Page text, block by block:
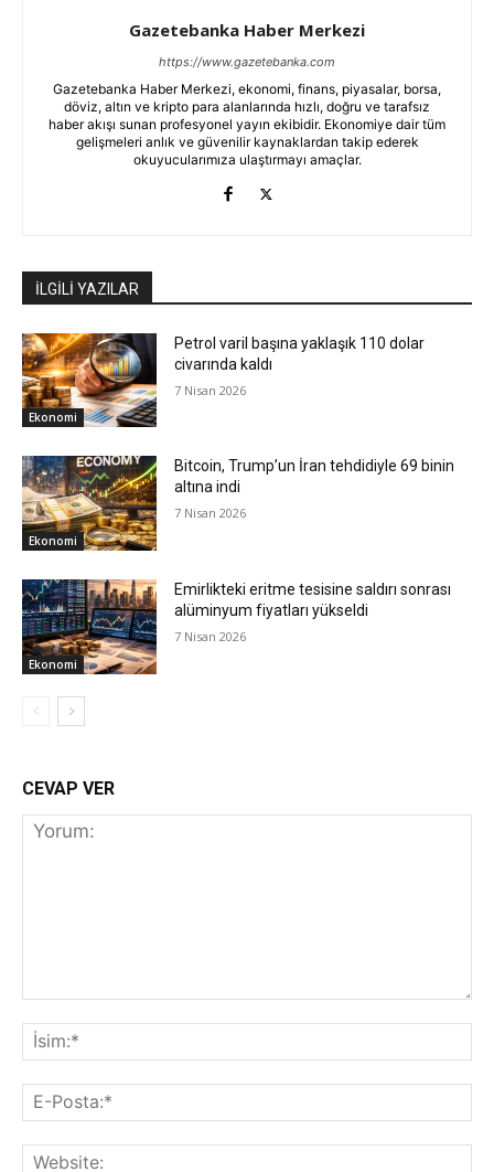
Gazetebanka Haber Merkezi
https://www.gazetebanka.com
Gazetebanka Haber Merkezi, ekonomi, finans, piyasalar, borsa,
döviz, altın ve kripto para alanlarında hızlı, doğru ve tarafsız
haber akışı sunan profesyonel yayın ekibidir. Ekonomiye dair tüm
gelişmeleri anlık ve güvenilir kaynaklardan takip ederek
okuyucularımıza ulaştırmayı amaçlar.
İLGİLİ YAZILAR
Ekonomi
Petrol varil başına yaklaşık 110 dolar
civarında kaldı
7 Nisan 2026
Ekonomi
Bitcoin, Trump’un İran tehdidiyle 69 binin
altına indi
7 Nisan 2026
Ekonomi
Emirlikteki eritme tesisine saldırı sonrası
alüminyum fiyatları yükseldi
7 Nisan 2026
CEVAP VER
Yorum:
E-